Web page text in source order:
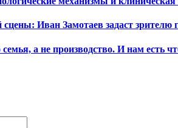
Иван Замотаев задаст зрителю
а не производство. И нам есть